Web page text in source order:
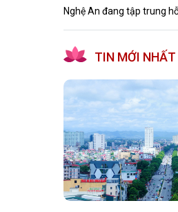
Nghệ An đang tập trung
TIN MỚI NHẤT